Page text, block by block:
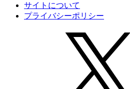
サイトについて
プライバシーポリシー